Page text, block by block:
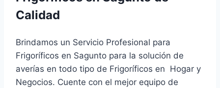
Calidad
Brindamos un Servicio Profesional para
Frigoríficos en Sagunto para la solución de
averías en todo tipo de Frigoríficos en Hogar y
Negocios. Cuente con el mejor equipo de